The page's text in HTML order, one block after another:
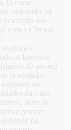
O curso
somando 40
dos
com a Câmara
e
as barreiras
O projeto
já adotadas
de
da Casa.
além de
possam
na